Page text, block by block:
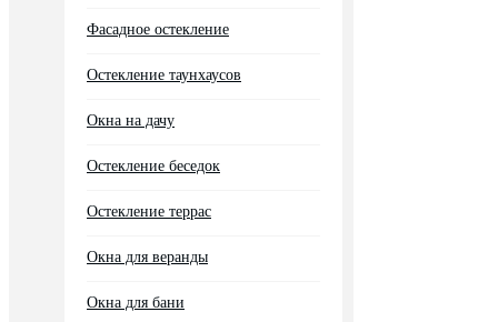
Фасадное остекление
Остекление таунхаусов
Окна на дачу
Остекление беседок
Остекление террас
Окна для веранды
Окна для бани